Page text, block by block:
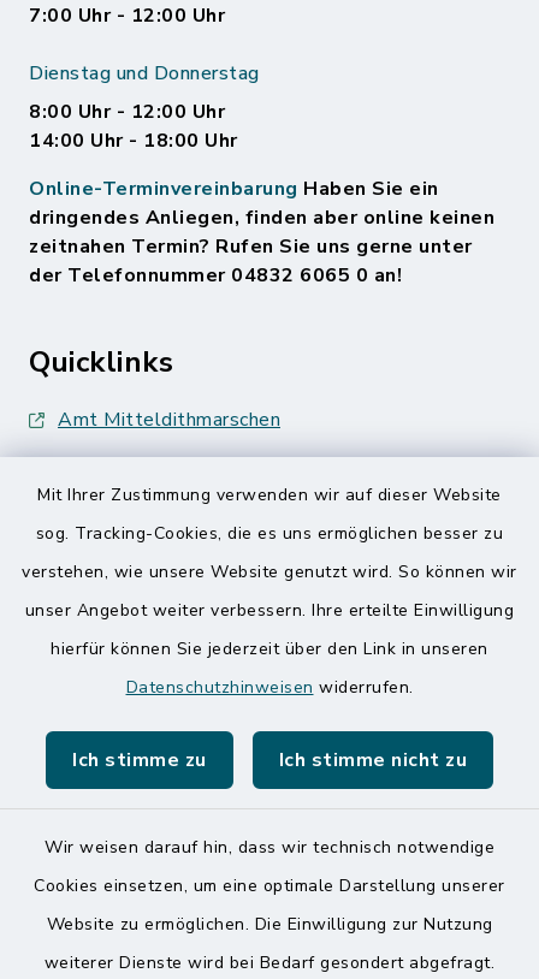
Mit Ihrer Zustimmung verwenden wir auf dieser Website
sog. Tracking-Cookies, die es uns ermöglichen besser zu
verstehen, wie unsere Website genutzt wird. So können wir
unser Angebot weiter verbessern. Ihre erteilte Einwilligung
hierfür können Sie jederzeit über den Link in unseren
Datenschutzhinweisen widerrufen.
Ich stimme zu Ich stimme nicht zu
Wir weisen darauf hin, dass wir technisch notwendige
Cookies einsetzen, um eine optimale Darstellung unserer
Website zu ermöglichen. Die Einwilligung zur Nutzung
weiterer Dienste wird bei Bedarf gesondert abgefragt.
7:00 Uhr - 12:00 Uhr
Dienstag und Donnerstag
8:00 Uhr - 12:00 Uhr
14:00 Uhr - 18:00 Uhr
Online-Terminvereinbarung Haben Sie ein
dringendes Anliegen, finden aber online keinen
zeitnahen Termin? Rufen Sie uns gerne unter
der Telefonnummer 04832 6065 0 an!
Quicklinks
Amt Mitteldithmarschen
Nationalpark Wattenmeer
Kontakt
Barrierefreiheit
Impressum
Sitemap